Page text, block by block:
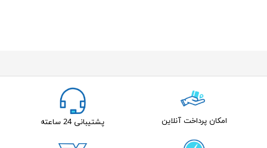
امکان پرداخت آنلاین پشتیبانی 24 ساعته